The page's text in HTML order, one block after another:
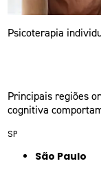
Psicoterapia
Principais regiões
cognitiva
SP
São Paulo